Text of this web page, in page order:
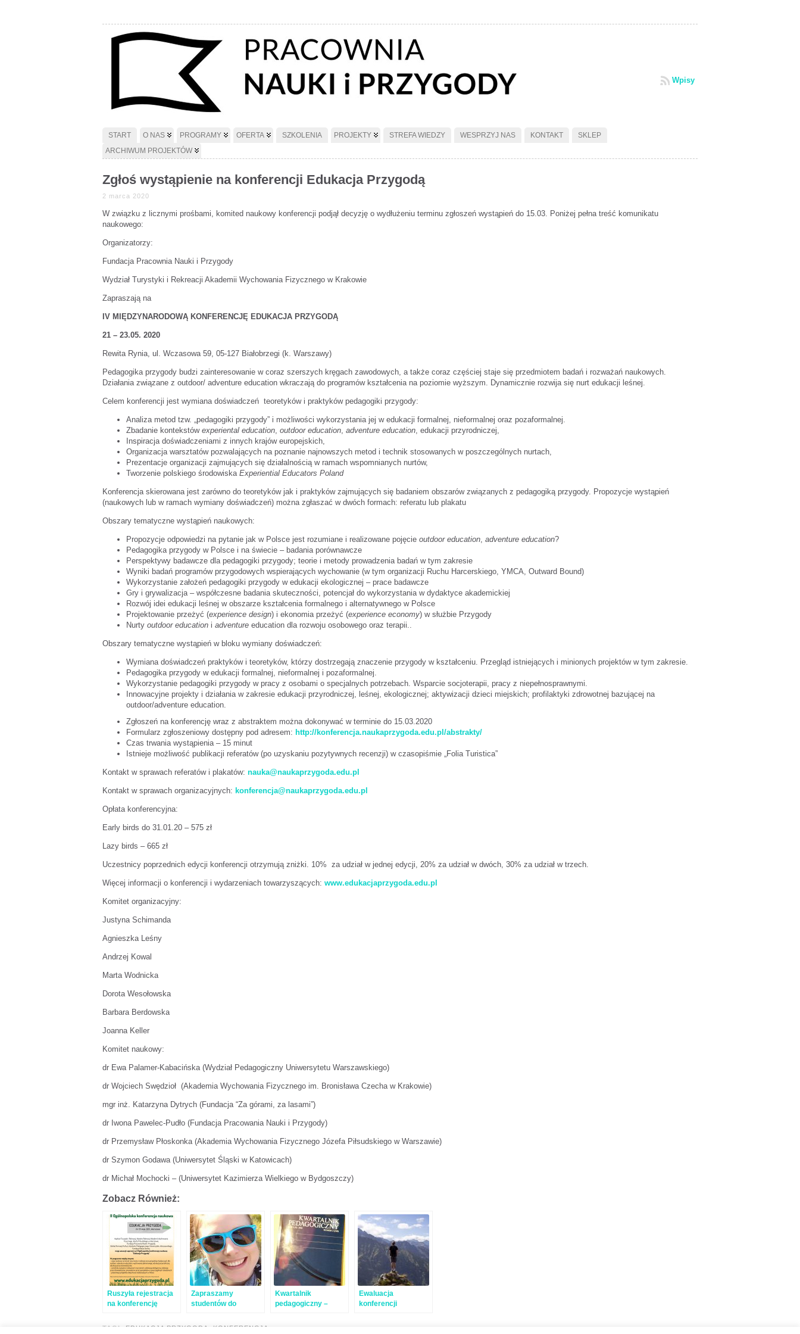
Wpisy
START O NAS PROGRAMY OFERTA SZKOLENIA PROJEKTY STREFA WIEDZY WESPRZYJ NAS KONTAKT
SKLEP
ARCHIWUM PROJEKTÓW
Zgłoś wystąpienie na konferencji Edukacja Przygodą
2 marca 2020
W związku z licznymi prośbami, komited naukowy konferencji podjął decyzję o wydłużeniu terminu zgłoszeń wystąpień do 15.03. Poniżej pełna treść komunikatu
naukowego:
Organizatorzy:
Fundacja Pracownia Nauki i Przygody
Wydział Turystyki i Rekreacji Akademii Wychowania Fizycznego w Krakowie
Zapraszają na
IV MIĘDZYNARODOWĄ KONFERENCJĘ EDUKACJA PRZYGODĄ
21 – 23.05. 2020
Rewita Rynia, ul. Wczasowa 59, 05-127 Białobrzegi (k. Warszawy)
Pedagogika przygody budzi zainteresowanie w coraz szerszych kręgach zawodowych, a także coraz częściej staje się przedmiotem badań i rozważań naukowych.
Działania związane z outdoor/ adventure education wkraczają do programów kształcenia na poziomie wyższym. Dynamicznie rozwija się nurt edukacji leśnej.
Celem konferencji jest wymiana doświadczeń teoretyków i praktyków pedagogiki przygody:
Analiza metod tzw. „pedagogiki przygody” i możliwości wykorzystania jej w edukacji formalnej, nieformalnej oraz pozaformalnej.
Zbadanie kontekstów experiental education, outdoor education, adventure education, edukacji przyrodniczej,
Inspiracja doświadczeniami z innych krajów europejskich,
Organizacja warsztatów pozwalających na poznanie najnowszych metod i technik stosowanych w poszczególnych nurtach,
Prezentacje organizacji zajmujących się działalnością w ramach wspomnianych nurtów,
Tworzenie polskiego środowiska Experiential Educators Poland
Konferencja skierowana jest zarówno do teoretyków jak i praktyków zajmujących się badaniem obszarów związanych z pedagogiką przygody. Propozycje wystąpień
(naukowych lub w ramach wymiany doświadczeń) można zgłaszać w dwóch formach: referatu lub plakatu
Obszary tematyczne wystąpień naukowych:
Propozycje odpowiedzi na pytanie jak w Polsce jest rozumiane i realizowane pojęcie outdoor education, adventure education?
Pedagogika przygody w Polsce i na świecie – badania porównawcze
Perspektywy badawcze dla pedagogiki przygody; teorie i metody prowadzenia badań w tym zakresie
Wyniki badań programów przygodowych wspierających wychowanie (w tym organizacji Ruchu Harcerskiego, YMCA, Outward Bound)
Wykorzystanie założeń pedagogiki przygody w edukacji ekologicznej – prace badawcze
Gry i grywalizacja – współczesne badania skuteczności, potencjał do wykorzystania w dydaktyce akademickiej
Rozwój idei edukacji leśnej w obszarze kształcenia formalnego i alternatywnego w Polsce
Projektowanie przeżyć (experience design) i ekonomia przeżyć (experience economy) w służbie Przygody
Nurty outdoor education i adventure education dla rozwoju osobowego oraz terapii..
Obszary tematyczne wystąpień w bloku wymiany doświadczeń:
Wymiana doświadczeń praktyków i teoretyków, którzy dostrzegają znaczenie przygody w kształceniu. Przegląd istniejących i minionych projektów w tym zakresie.
Pedagogika przygody w edukacji formalnej, nieformalnej i pozaformalnej.
Wykorzystanie pedagogiki przygody w pracy z osobami o specjalnych potrzebach. Wsparcie socjoterapii, pracy z niepełnosprawnymi.
Innowacyjne projekty i działania w zakresie edukacji przyrodniczej, leśnej, ekologicznej; aktywizacji dzieci miejskich; profilaktyki zdrowotnej bazującej na
outdoor/adventure education.
Zgłoszeń na konferencję wraz z abstraktem można dokonywać w terminie do 15.03.2020
Formularz zgłoszeniowy dostępny pod adresem: http://konferencja.naukaprzygoda.edu.pl/abstrakty/
Czas trwania wystąpienia – 15 minut
Istnieje możliwość publikacji referatów (po uzyskaniu pozytywnych recenzji) w czasopiśmie „Folia Turistica”
Kontakt w sprawach referatów i plakatów: nauka@naukaprzygoda.edu.pl
Kontakt w sprawach organizacyjnych: konferencja@naukaprzygoda.edu.pl
Opłata konferencyjna:
Early birds do 31.01.20 – 575 zł
Lazy birds – 665 zł
Uczestnicy poprzednich edycji konferencji otrzymują zniżki. 10% za udział w jednej edycji, 20% za udział w dwóch, 30% za udział w trzech.
Więcej informacji o konferencji i wydarzeniach towarzyszących: www.edukacjaprzygoda.edu.pl
Komitet organizacyjny:
Justyna Schimanda
Agnieszka Leśny
Andrzej Kowal
Marta Wodnicka
Dorota Wesołowska
Barbara Berdowska
Joanna Keller
Komitet naukowy:
dr Ewa Palamer-Kabacińska (Wydział Pedagogiczny Uniwersytetu Warszawskiego)
dr Wojciech Swędzioł (Akademia Wychowania Fizycznego im. Bronisława Czecha w Krakowie)
mgr inż. Katarzyna Dytrych (Fundacja “Za górami, za lasami”)
dr Iwona Pawelec-Pudło (Fundacja Pracowania Nauki i Przygody)
dr Przemysław Płoskonka (Akademia Wychowania Fizycznego Józefa Piłsudskiego w Warszawie)
dr Szymon Godawa (Uniwersytet Śląski w Katowicach)
dr Michał Mochocki – (Uniwersytet Kazimierza Wielkiego w Bydgoszczy)
Zobacz Również:
Ruszyła rejestracja
na konferencję
Przygodą”
Zapraszamy
studentów do
okazji konferencji
Kwartalnik
pedagogiczny –
Ewaluacja
konferencji
TAGI: EDUKACJA PRZYGODĄ KONFERENCJA